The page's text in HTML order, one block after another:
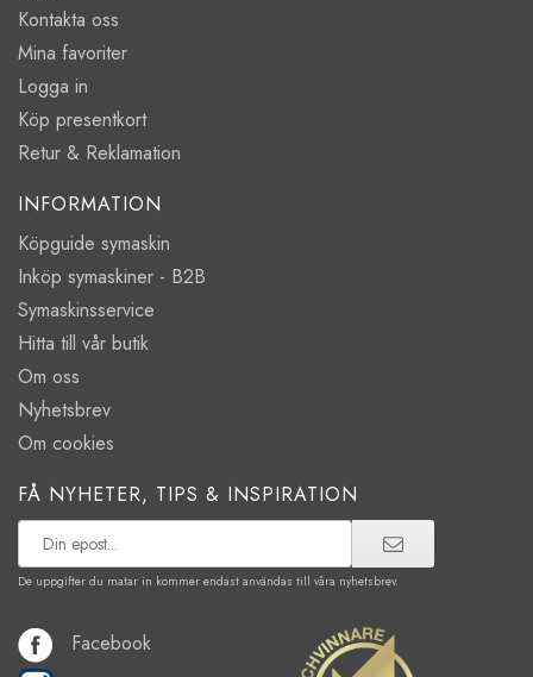
Kontakta oss
Mina favoriter
Logga in
Köp presentkort
Retur & Reklamation
INFORMATION
Köpguide symaskin
Inköp symaskiner - B2B
Symaskinsservice
Hitta till vår butik
Om oss
Nyhetsbrev
Om cookies
FÅ NYHETER, TIPS & INSPIRATION
De uppgifter du matar in kommer endast användas till våra nyhetsbrev.
Facebook